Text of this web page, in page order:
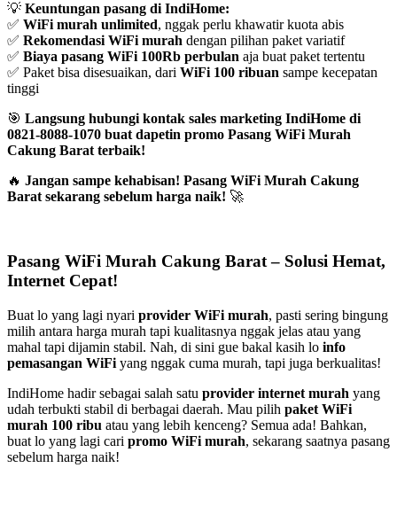
💡 Keuntungan pasang di IndiHome:
✅ WiFi murah unlimited, nggak perlu khawatir kuota abis
✅ Rekomendasi WiFi murah dengan pilihan paket variatif
✅ Biaya pasang WiFi 100Rb perbulan aja buat paket tertentu
✅ Paket bisa disesuaikan, dari WiFi 100 ribuan sampe kecepatan
tinggi
🎯 Langsung hubungi kontak sales marketing IndiHome di
0821-8088-1070 buat dapetin promo Pasang WiFi Murah
Cakung Barat terbaik!
🔥 Jangan sampe kehabisan! Pasang WiFi Murah Cakung
Barat sekarang sebelum harga naik! 🚀
Pasang WiFi Murah Cakung Barat – Solusi Hemat,
Internet Cepat!
Buat lo yang lagi nyari provider WiFi murah, pasti sering bingung
milih antara harga murah tapi kualitasnya nggak jelas atau yang
mahal tapi dijamin stabil. Nah, di sini gue bakal kasih lo info
pemasangan WiFi yang nggak cuma murah, tapi juga berkualitas!
IndiHome hadir sebagai salah satu provider internet murah yang
udah terbukti stabil di berbagai daerah. Mau pilih paket WiFi
murah 100 ribu atau yang lebih kenceng? Semua ada! Bahkan,
buat lo yang lagi cari promo WiFi murah, sekarang saatnya pasang
sebelum harga naik!